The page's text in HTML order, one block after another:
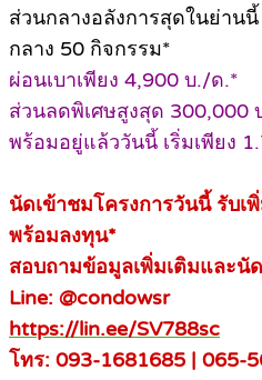
ส่วนกลางอลังการสุดในย่าน
กลาง 50 กิจกรรม*
ผ่อนเบาเพียง 4,900 บ./ด.*
ส่วนลดพิเศษสูงสุด 300,000
พร้อมอยู่แล้ววันนี้ เริ่มเพียง
นัดเข้าชมโครงการวันนี้ รับ
พร้อมลงทุน*
สอบถามข้อมูลเพิ่มเติมและนั
Line: @condowsr
https://lin.ee/SV788sc
โทร: 093-1681685 | 065-